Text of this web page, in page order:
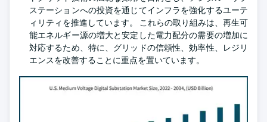
ステーションへの投資を通じてインフラを強化するユーテ
ィリティを推進しています。 これらの取り組みは、再生可
能エネルギー源の増大と安定した電力配分の需要の増加に
対応するため、特に、グリッドの信頼性、効率性、レジリ
エンスを改善することに重点を置いています。